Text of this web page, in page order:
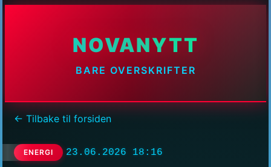
NOVANYTT
BARE OVERSKRIFTER
← Tilbake til forsiden
ENERGI 23.06.2026 18:16